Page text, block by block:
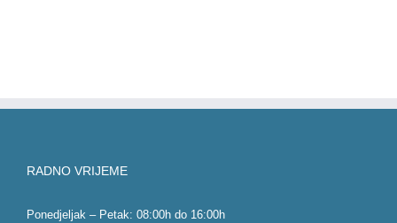
RADNO VRIJEME
Ponedjeljak – Petak: 08:00h do 16:00h